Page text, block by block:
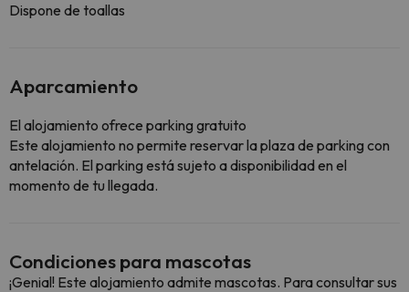
Dispone de toallas
Aparcamiento
El alojamiento ofrece parking gratuito
Este alojamiento no permite reservar la plaza de parking con
antelación. El parking está sujeto a disponibilidad en el
momento de tu llegada.
Condiciones para mascotas
¡Genial! Este alojamiento admite mascotas. Para consultar sus